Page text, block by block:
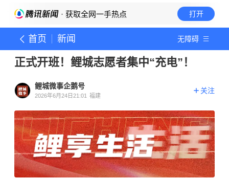
· 获取全网一手热点 打开
首页 新闻 无障碍
正式开班！鲤城志愿者集中“充电”！
鲤城微事企鹅号
2026年6月24日21:01 福建
关注